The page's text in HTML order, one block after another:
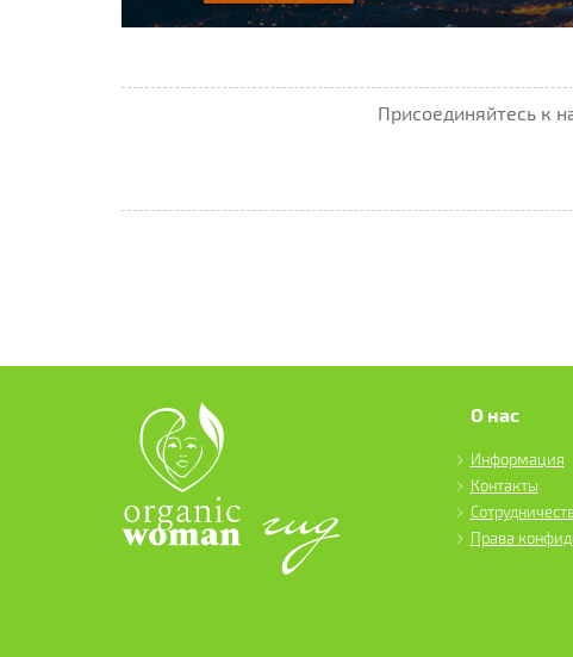
Присоединяйтесь к
О нас
Информация
Контакты
Права